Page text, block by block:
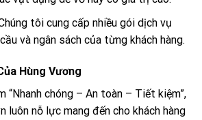
tôi cung cấp nhiều gói dịch vụ
và ngân sách của từng khách hàng.
Hùng Vương
“Nhanh chóng – An toàn – Tiết kiệm”,
luôn nỗ lực mang đến cho khách hàng